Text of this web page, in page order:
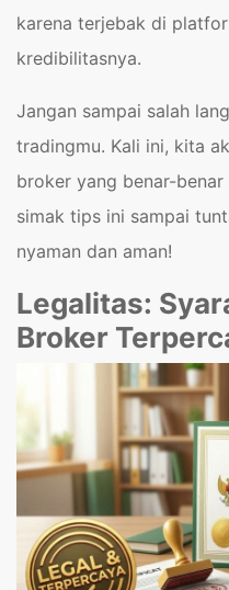
karena terjebak di
kredibilitasnya.
Jangan sampai salah
tradingmu. Kali ini, kita
broker yang benar-
simak tips ini sampai
nyaman dan aman!
Legalitas:
Broker